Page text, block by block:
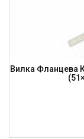
Вилка Фланцева